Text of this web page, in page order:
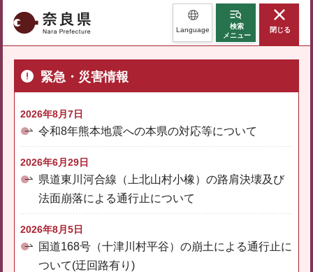
奈良県 Language
検索
メニュー
閉じる
緊急・災害情報
2026年8月7日
令和8年熊本地震への本県の対応等について
2026年6月29日
県道東川河合線（上北山村小橡）の路肩決壊及び
法面崩落による通行止について
2026年8月5日
国道168号（十津川村平谷）の崩土による通行止に
ついて(迂回路有り)